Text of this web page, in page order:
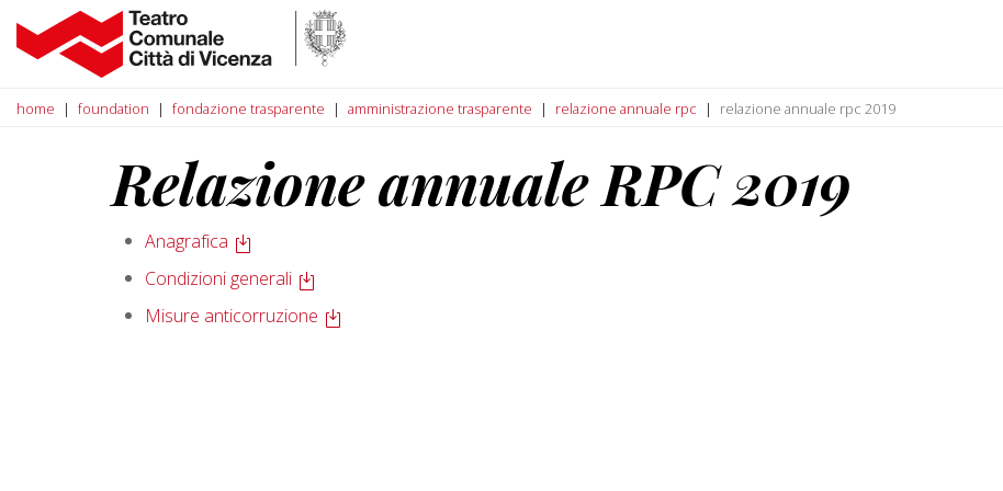
home foundation fondazione trasparente amministrazione trasparente relazione annuale rpc relazione annuale rpc 2019
Relazione annuale RPC 2019
Anagrafica
Condizioni generali
Misure anticorruzione